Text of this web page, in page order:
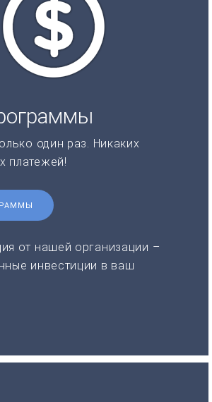
один раз. Никаких
платежей!
от нашей организации –
инвестиции в ваш